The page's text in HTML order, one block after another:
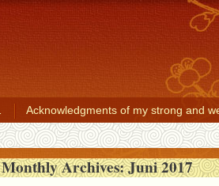
Acknowledgments of my strong and
Monthly Archives:Juni 2017